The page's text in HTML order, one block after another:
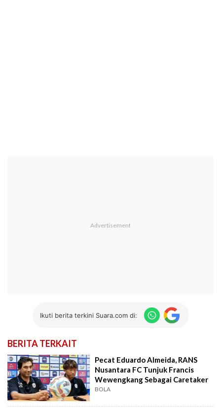
Ikuti berita terkini Suara.com di:
BERITA TERKAIT
Pecat Eduardo Almeida, RANS
Nusantara FC Tunjuk Francis
Wewengkang Sebagai Caretaker
BOLA